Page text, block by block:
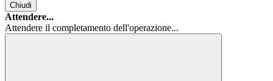
Chiudi
Attendere...
Attendere il completamento dell'operazione...